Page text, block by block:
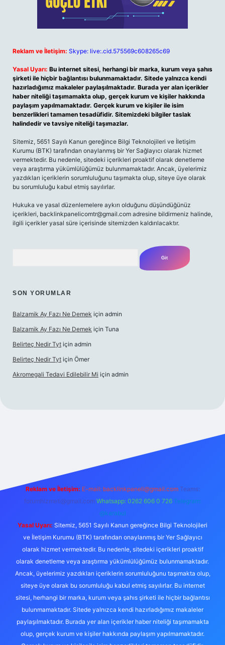
Reklam ve İletişim: Skype: live:.cid.575569c608265c69
Yasal Uyarı: Bu internet sitesi, herhangi bir marka, kurum veya şahıs
şirketi ile hiçbir bağlantısı bulunmamaktadır. Sitede yalnızca kendi
hazırladığımız makaleler paylaşılmaktadır. Burada yer alan içerikler
haber niteliği taşımamakta olup, gerçek kurum ve kişiler hakkında
paylaşım yapılmamaktadır. Gerçek kurum ve kişiler ile isim
benzerlikleri tamamen tesadüfidir. Sitemizdeki bilgiler taslak
halindedir ve tavsiye niteliği taşımazlar.
Sitemiz, 5651 Sayılı Kanun gereğince Bilgi Teknolojileri ve İletişim
Kurumu (BTK) tarafından onaylanmış bir Yer Sağlayıcı olarak hizmet
vermektedir. Bu nedenle, sitedeki içerikleri proaktif olarak denetleme
veya araştırma yükümlülüğümüz bulunmamaktadır. Ancak, üyelerimiz
yazdıkları içeriklerin sorumluluğunu taşımakta olup, siteye üye olarak
bu sorumluluğu kabul etmiş sayılırlar.
Hukuka ve yasal düzenlemelere aykırı olduğunu düşündüğünüz
içerikleri, backlinkpanelicomtr@gmail.com adresine bildirmeniz halinde,
ilgili içerikler yasal süre içerisinde sitemizden kaldırılacaktır.
SON YORUMLAR
Balzamik Ay Fazı Ne Demek için admin
Balzamik Ay Fazı Ne Demek için Tuna
Belirteç Nedir Tyt için admin
Belirteç Nedir Tyt için Ömer
Akromegali Tedavi Edilebilir Mi için admin
Reklam ve İletişim: E-mail: backlinkpaneli@gmail.com Teams:
forumhizmeti@gmail.com Whatsapp: 0262 606 0 726 Telegram:
@karabul
Yasal Uyarı: Sitemiz, 5651 Sayılı Kanun gereğince Bilgi Teknolojileri
ve İletişim Kurumu (BTK) tarafından onaylanmış bir Yer Sağlayıcı
olarak hizmet vermektedir. Bu nedenle, sitedeki içerikleri proaktif
olarak denetleme veya araştırma yükümlülüğümüz bulunmamaktadır.
Ancak, üyelerimiz yazdıkları içeriklerin sorumluluğunu taşımakta olup,
siteye üye olarak bu sorumluluğu kabul etmiş sayılırlar. Bu internet
sitesi, herhangi bir marka, kurum veya şahıs şirketi ile hiçbir bağlantısı
bulunmamaktadır. Sitede yalnızca kendi hazırladığımız makaleler
paylaşılmaktadır. Burada yer alan içerikler haber niteliği taşımamakta
olup, gerçek kurum ve kişiler hakkında paylaşım yapılmamaktadır.